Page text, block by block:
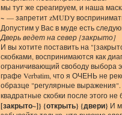
мы тут же среагируем, и наша
~ — запретит zMUD'у
Допустим у Вас в муде есть
Дверь ведет на север [закрыто]
И вы хотите поставить на
скобками, воспринимаются как
ограничивающий свободу выбора
графе Verbatim, что я ОЧЕНЬ не
образце "регулярные
квадратные скобки после этого
[закрыто~]} {открыть} {двери} И